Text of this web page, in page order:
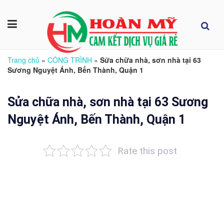
Trang chủ » CÔNG TRÌNH » Sửa chữa nhà, sơn nhà tại 63
Sương Nguyệt Ánh, Bến Thành, Quận 1
Sửa chữa nhà, sơn nhà tại 63 Sương
Nguyệt Ánh, Bến Thành, Quận 1
Rate this post